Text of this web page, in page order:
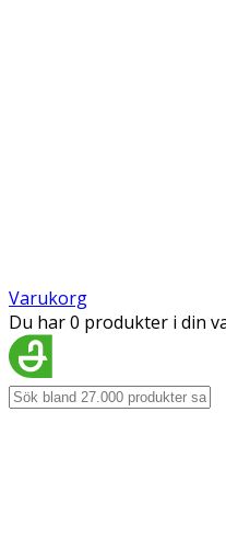
Varukorg
Du har 0 produkter i din